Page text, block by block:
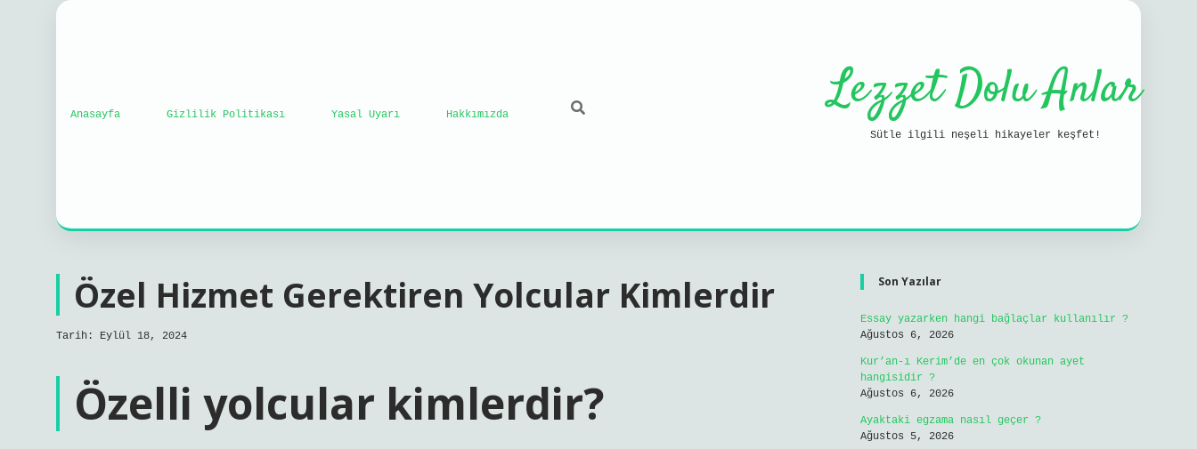
Anasayfa Gizlilik Politikası Yasal Uyarı Hakkımızda Lezzet Dolu Anlar
Sütle ilgili neşeli hikayeler keşfet!
Özel Hizmet Gerektiren Yolcular Kimlerdir
Tarih: Eylül 18, 2024
Özelli yolcular kimlerdir?
Sidebar
Son Yazılar
Essay yazarken hangi bağlaçlar kullanılır ?
Ağustos 6, 2026
Kur’an-ı Kerim’de en çok okunan ayet
hangisidir ?
Ağustos 6, 2026
Ayaktaki egzama nasıl geçer ?
Ağustos 5, 2026